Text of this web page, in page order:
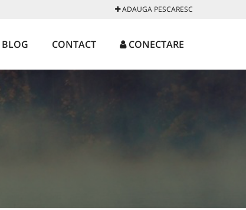
ADAUGA PESCARESC
BLOG CONTACT CONECTARE